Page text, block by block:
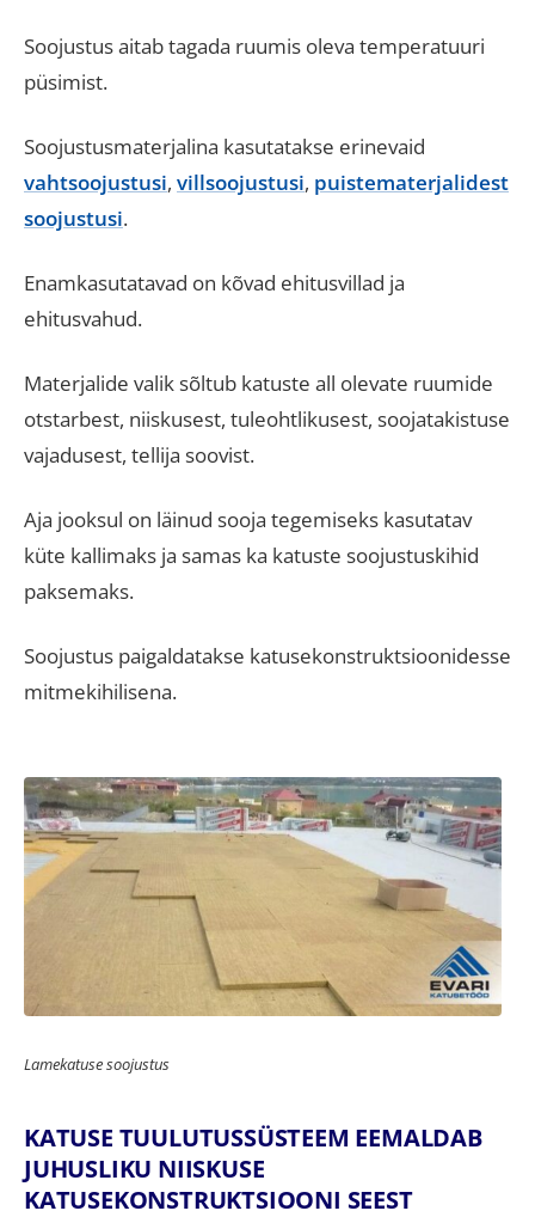
Soojustus aitab tagada ruumis oleva temperatuuri
püsimist.
Soojustusmaterjalina kasutatakse erinevaid
vahtsoojustusi, villsoojustusi, puistematerjalidest
soojustusi.
Enamkasutatavad on kõvad ehitusvillad ja
ehitusvahud.
Materjalide valik sõltub katuste all olevate ruumide
otstarbest, niiskusest, tuleohtlikusest, soojatakistuse
vajadusest, tellija soovist.
Aja jooksul on läinud sooja tegemiseks kasutatav
küte kallimaks ja samas ka katuste soojustuskihid
paksemaks.
Soojustus paigaldatakse katusekonstruktsioonidesse
mitmekihilisena.
Lamekatuse soojustus
KATUSE TUULUTUSSÜSTEEM EEMALDAB
JUHUSLIKU NIISKUSE
KATUSEKONSTRUKTSIOONI SEEST